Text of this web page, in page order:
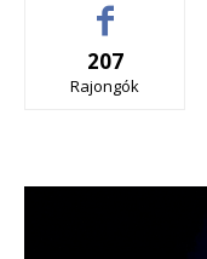
207
Rajongók